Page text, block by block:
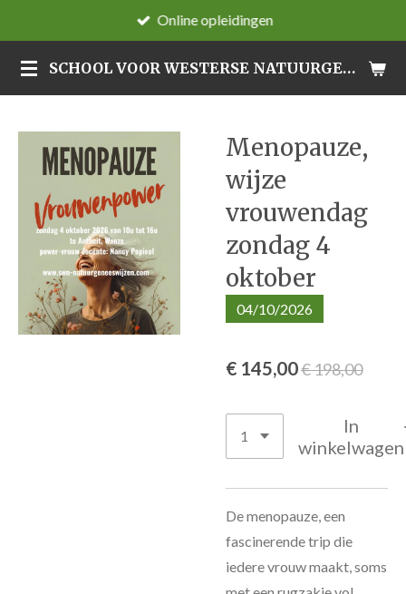
direct
naar
de
SCHOOL VOOR WESTERSE NATUURGENEESWIJZEN
Online opleidingen
Menopauze,
wijze
vrouwendag
zondag 4
oktober
04/10/2026
€ 145,00€ 198,00
In
winkelwagen
De menopauze, een
fascinerende trip die
iedere vrouw maakt, soms